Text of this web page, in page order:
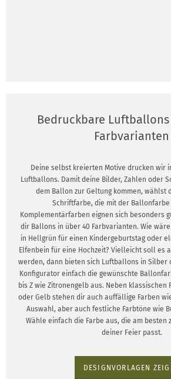
Bedruckbare
Farbvarianten
Deine selbst kreierten Motive drucken wir
Luftballons. Damit deine Bilder, Zahlen oder
dem Ballon zur Geltung kommen, wählst
Schriftfarbe, die mit der
Komplementärfarben eignen sich besonders
dir Ballons in über 40 Farbvarianten. Wie
in Hellgrün für einen Kindergeburtstag oder
Elfenbein für eine Hochzeit? Vielleicht soll es
werden, dann bieten sich Luftballons in Silber
Konfigurator einfach die gewünschte
bis Z wie Zitronengelb aus. Neben klassischen
oder Gelb stehen dir auch auffällige Farben
Auswahl, aber auch festliche Farbtöne wie
Wähle einfach die Farbe aus, die am besten
deiner Feier passt.
DESIGNVORLAGEN